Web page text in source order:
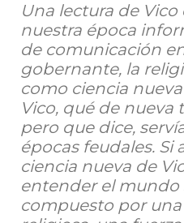
Una lectura de
nuestra época
de comunicación
gobernante, la
como ciencia
Vico, qué de
pero que dice,
épocas feudales. Si
ciencia nueva de
entender el mundo
compuesto por